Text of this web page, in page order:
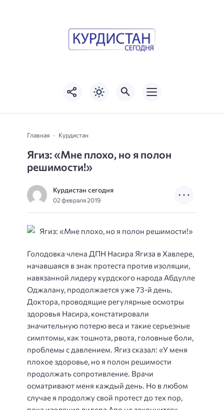
Главная Курдистан
Ягиз: «Мне плохо, но я полон
решимости!»
Курдистан сегодня
02 февраля 2019
Голодовка члена ДПН Насира Ягиза в Хавлере,
начавшаяся в знак протеста против изоляции,
навязанной лидеру курдского народа Абдулле
Оджалану, продолжается уже 73-й день.
Доктора, проводящие регулярные осмотры
здоровья Насира, констатировали
значительную потерю веса и такие серьезные
симптомы, как тошнота, рвота, головные боли,
проблемы с давлением. Ягиз сказал: «У меня
плохое здоровье, но я полон решимости
продолжать сопротивление. Врачи
осматривают меня каждый день. Но в любом
случае я продолжу свой протест до тех пор,